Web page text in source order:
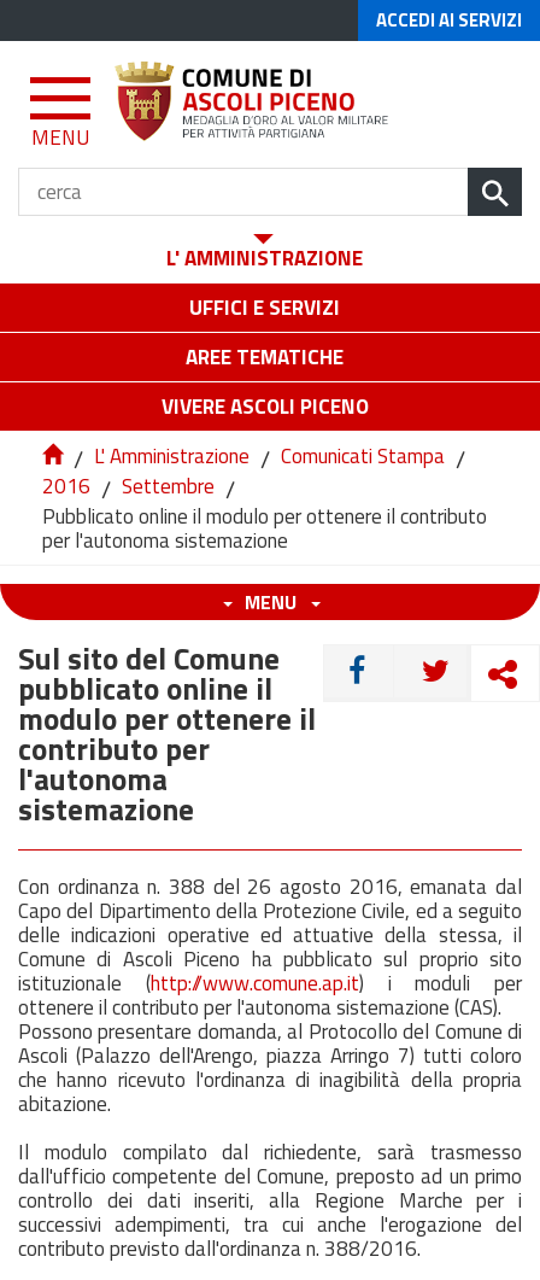
ACCEDI AI SERVIZI
MENU
L' AMMINISTRAZIONE
UFFICI E SERVIZI
AREE TEMATICHE
VIVERE ASCOLI PICENO
/ L' Amministrazione / Comunicati Stampa /
2016 / Settembre /
Pubblicato online il modulo per ottenere il contributo
per l'autonoma sistemazione
MENU
CONDIVIDI
Sul sito del Comune
pubblicato online il
modulo per ottenere il
contributo per
l'autonoma
sistemazione
Con ordinanza n. 388 del 26 agosto 2016, emanata dal
Capo del Dipartimento della Protezione Civile, ed a seguito
delle indicazioni operative ed attuative della stessa, il
Comune di Ascoli Piceno ha pubblicato sul proprio sito
istituzionale (http://www.comune.ap.it) i moduli per
ottenere il contributo per l'autonoma sistemazione (CAS).
Possono presentare domanda, al Protocollo del Comune di
Ascoli (Palazzo dell'Arengo, piazza Arringo 7) tutti coloro
che hanno ricevuto l'ordinanza di inagibilità della propria
abitazione.
Il modulo compilato dal richiedente, sarà trasmesso
dall'ufficio competente del Comune, preposto ad un primo
controllo dei dati inseriti, alla Regione Marche per i
successivi adempimenti, tra cui anche l'erogazione del
contributo previsto dall'ordinanza n. 388/2016.